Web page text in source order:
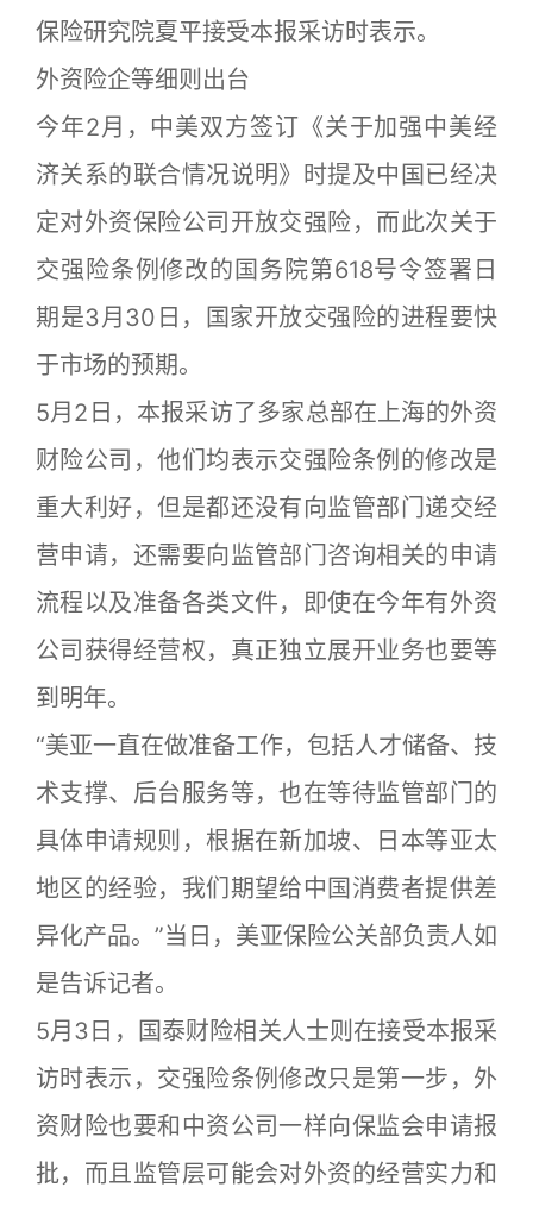
保险研究院夏平接受本报采访时表示。
外资险企等细则出台
今年2月，中美双方签订《关于加强中美经
济关系的联合情况说明》时提及中国已经决
定对外资保险公司开放交强险，而此次关于
交强险条例修改的国务院第618号令签署日
期是3月30日，国家开放交强险的进程要快
于市场的预期。
5月2日，本报采访了多家总部在上海的外资
财险公司，他们均表示交强险条例的修改是
重大利好，但是都还没有向监管部门递交经
营申请，还需要向监管部门咨询相关的申请
流程以及准备各类文件，即使在今年有外资
公司获得经营权，真正独立展开业务也要等
到明年。
“美亚一直在做准备工作，包括人才储备、技
术支撑、后台服务等，也在等待监管部门的
具体申请规则，根据在新加坡、日本等亚太
地区的经验，我们期望给中国消费者提供差
异化产品。”当日，美亚保险公关部负责人如
是告诉记者。
5月3日，国泰财险相关人士则在接受本报采
访时表示，交强险条例修改只是第一步，外
资财险也要和中资公司一样向保监会申请报
批，而且监管层可能会对外资的经营实力和